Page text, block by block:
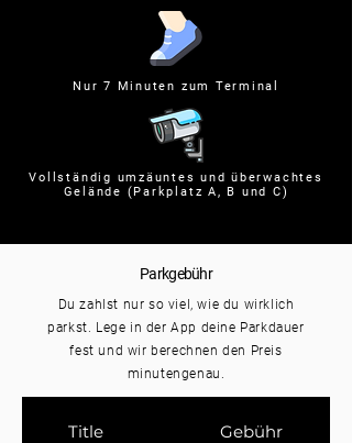
Nur 7 Minuten zum Terminal
Vollständig umzäuntes und überwachtes
Gelände (Parkplatz A, B und C)
Parkgebühr
Du zahlst nur so viel, wie du wirklich
parkst. Lege in der App deine Parkdauer
fest und wir berechnen den Preis
minutengenau.
Title Gebühr